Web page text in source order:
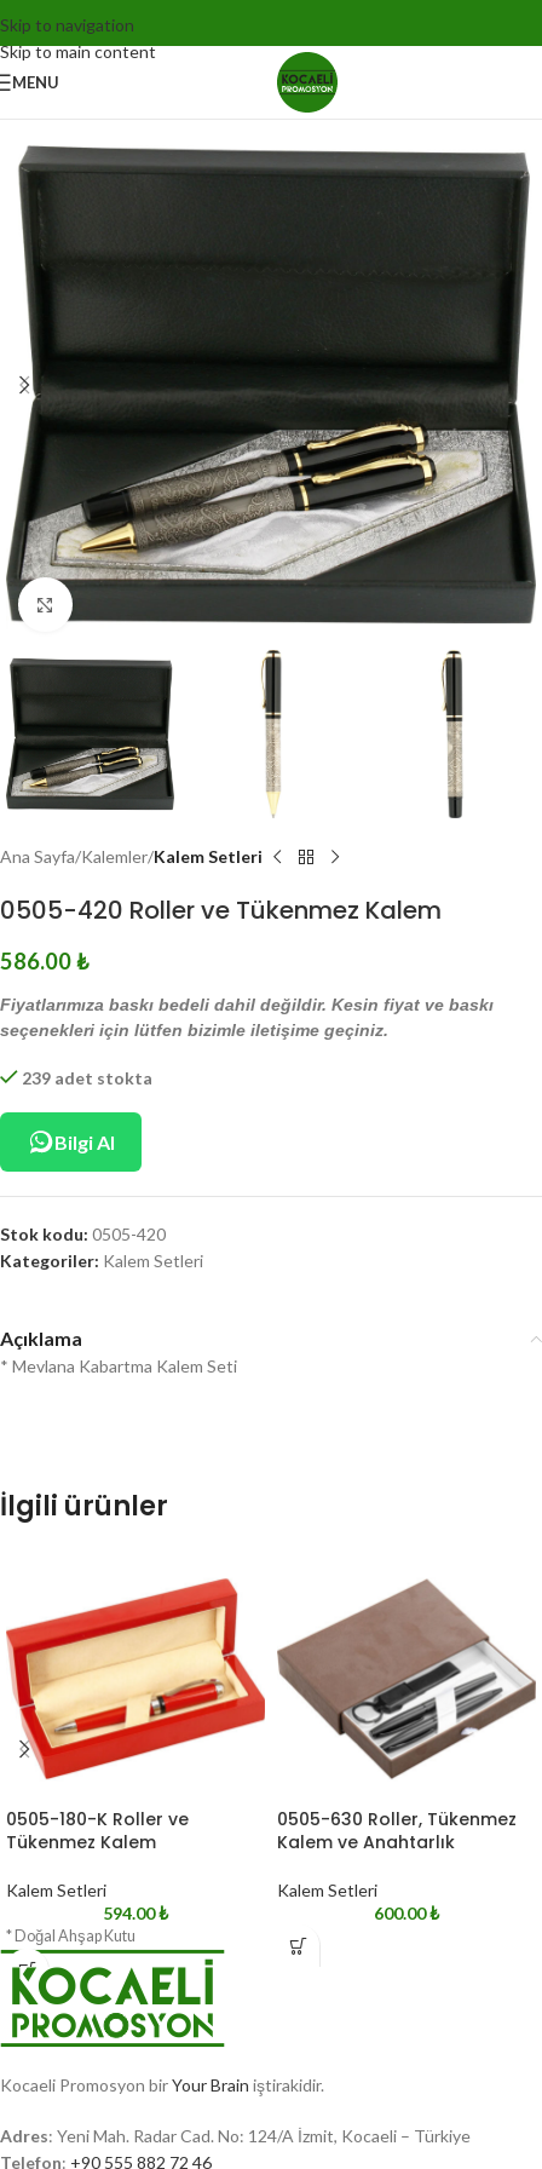
Skip to navigation
Skip to main content
MENU
Click to enlarge
Ana Sayfa Kalemler Kalem Setleri
0505-420 Roller ve Tükenmez Kalem
586.00₺
Fiyatlarımıza baskı bedeli dahil değildir. Kesin fiyat ve baskı
seçenekleri için lütfen bizimle iletişime geçiniz.
239 adet stokta
Bilgi Al
Stok kodu: 0505-420
Kategoriler: Kalem Setleri
Açıklama
* Mevlana Kabartma Kalem Seti
İlgili ürünler
0505-180-K Roller ve
Tükenmez Kalem
Kalem Setleri
594.00₺
* Doğal Ahşap Kutu
0505-630 Roller, Tükenmez
Kalem ve Anahtarlık
Kalem Setleri
600.00₺
Kocaeli Promosyon birYour Brain iştirakidir.
Adres: Yeni Mah. Radar Cad. No: 124/A İzmit, Kocaeli – Türkiye
Telefon: +90 555 882 72 46